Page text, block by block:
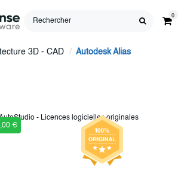
0
3D - CAD
Autodesk Alias
€